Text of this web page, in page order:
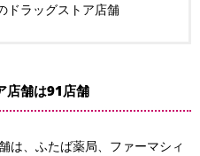
ドラッグストア店舗
店舗は91店舗
は、ふたば薬局、ファーマシィ